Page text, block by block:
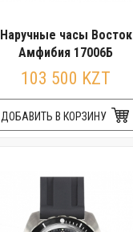
Наручные часы Восток
Амфибия 17006Б
103 500 KZT
ДОБАВИТЬ В КОРЗИНУ